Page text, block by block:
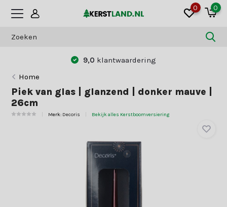
0 0
klantwaardering
Home
Piek van glas | glanzend | donker mauve |
26cm
Merk: Decoris Bekijk alles Kerstboomversiering